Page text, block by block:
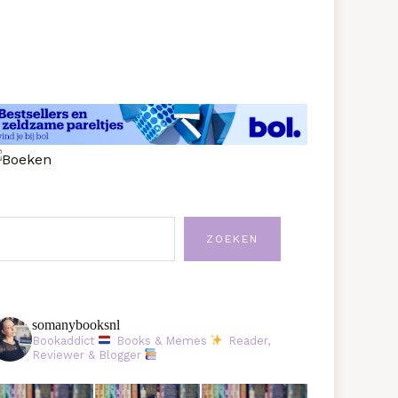
ZOEKEN
somanybooksnl
Bookaddict Books & Memes
Reader,
Reviewer & Blogger